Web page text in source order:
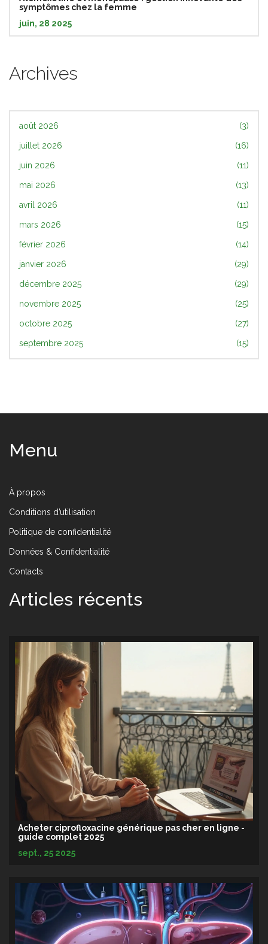
symptômes chez la femme
juin, 28 2025
Archives
août 2026 (3)
juillet 2026 (16)
juin 2026 (11)
mai 2026 (13)
avril 2026 (11)
mars 2026 (15)
février 2026 (14)
janvier 2026 (29)
décembre 2025 (29)
novembre 2025 (25)
octobre 2025 (27)
septembre 2025 (15)
Menu
À propos
Conditions d’utilisation
Politique de confidentialité
Données & Confidentialité
Contacts
Articles récents
Acheter ciprofloxacine générique pas cher en ligne -
guide complet 2025
sept., 25 2025